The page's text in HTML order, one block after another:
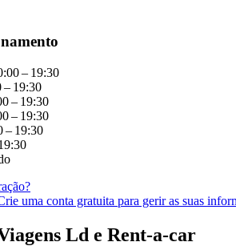
– 19:30
– 19:30
– 19:30
– 19:30
– 19:30
uma conta gratuita para gerir as suas
Ld e Rent-a-car